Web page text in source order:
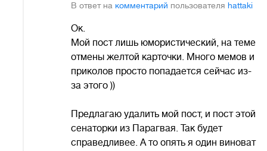
В ответ на комментарий пользователя hattaki
Ок.
Мой пост лишь юмористический, на теме
отмены желтой карточки. Много мемов и
приколов просто попадается сейчас из-
за этого ))
Предлагаю удалить мой пост, и пост этой
сенаторки из Парагвая. Так будет
справедливее. А то опять я один виноват